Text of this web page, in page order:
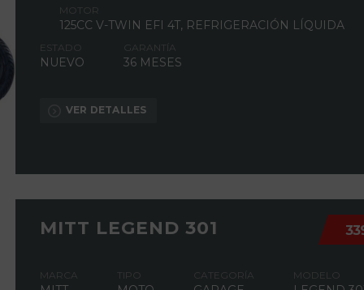
MOTOR
125CC V-TWIN EFI 4T, REFRIGERACIÓN LÍQUIDA
ESTADO
NUEVO
GARANTÍA
36 MESES
VER DETALLES
MITT LEGEND 301
MARCA TIPO CATEGORÍA MODELO